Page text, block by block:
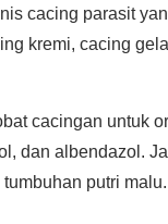
cacing parasit
kremi, cacing
cacingan untuk
dan albendazol.
putri malu.